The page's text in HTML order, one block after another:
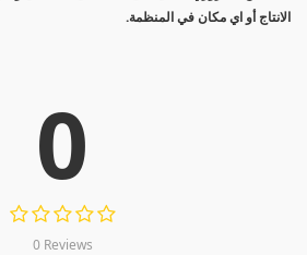
الانتاج أو اي مكان في المنظمة.
0
0 Reviews